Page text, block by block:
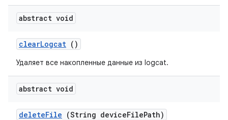
abstract void
clearLogcat ()
Удаляет все накопленные данные из logcat.
abstract void
deleteFile (String deviceFilePath)